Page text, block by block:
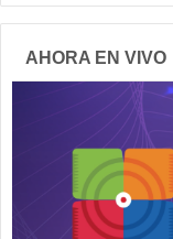
AHORA EN VIVO